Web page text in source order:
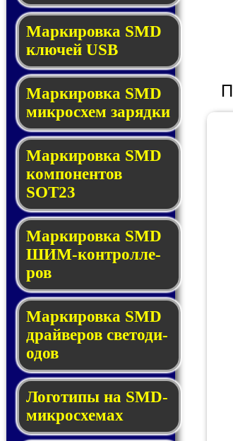
Маркировка SMD
клю­чей USB
Маркировка SMD
мик­рос­хем за­ряд­ки
Маркировка SMD
ком­по­нен­тов
SOT23
Маркировка SMD
ШИМ-кон­трол­ле­
ров
Маркировка SMD
драй­ве­ров све­то­ди­
о­дов
Логотипы на SMD-
мик­ро­схе­мах
П